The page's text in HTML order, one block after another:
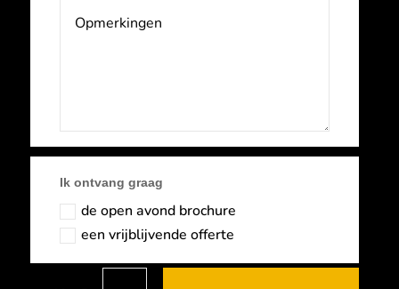
Ik ontvang graag
de open avond brochure
een vrijblijvende offerte